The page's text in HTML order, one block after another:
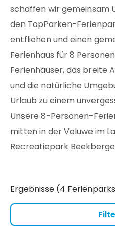
schaffen wir gemeinsam
den TopParken-
entfliehen und einen
Ferienhaus für 8
Ferienhäuser, das breite
und die natürliche
Urlaub zu einem
Unsere 8-Personen-
mitten in der Veluwe im
Recreatiepark
Ergebnisse (4